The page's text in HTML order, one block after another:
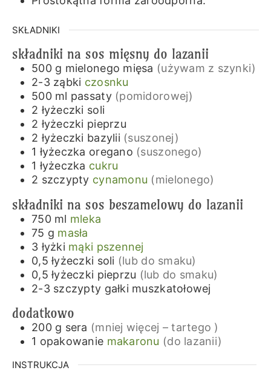
SKŁADNIKI
składniki na sos mięsny do lazanii
500 g mielonego mięsa (używam z szynki)
2-3 ząbki czosnku
500 ml passaty (pomidorowej)
2 łyżeczki soli
2 łyżeczki pieprzu
2 łyżeczki bazylii (suszonej)
1 łyżeczka oregano (suszonego)
1 łyżeczka cukru
2 szczypty cynamonu (mielonego)
składniki na sos beszamelowy do lazanii
750 ml mleka
75 g masła
3 łyżki mąki pszennej
0,5 łyżeczki soli (lub do smaku)
0,5 łyżeczki pieprzu (lub do smaku)
2-3 szczypty gałki muszkatołowej
dodatkowo
200 g sera (mniej więcej – tartego )
1 opakowanie makaronu (do lazanii)
INSTRUKCJA